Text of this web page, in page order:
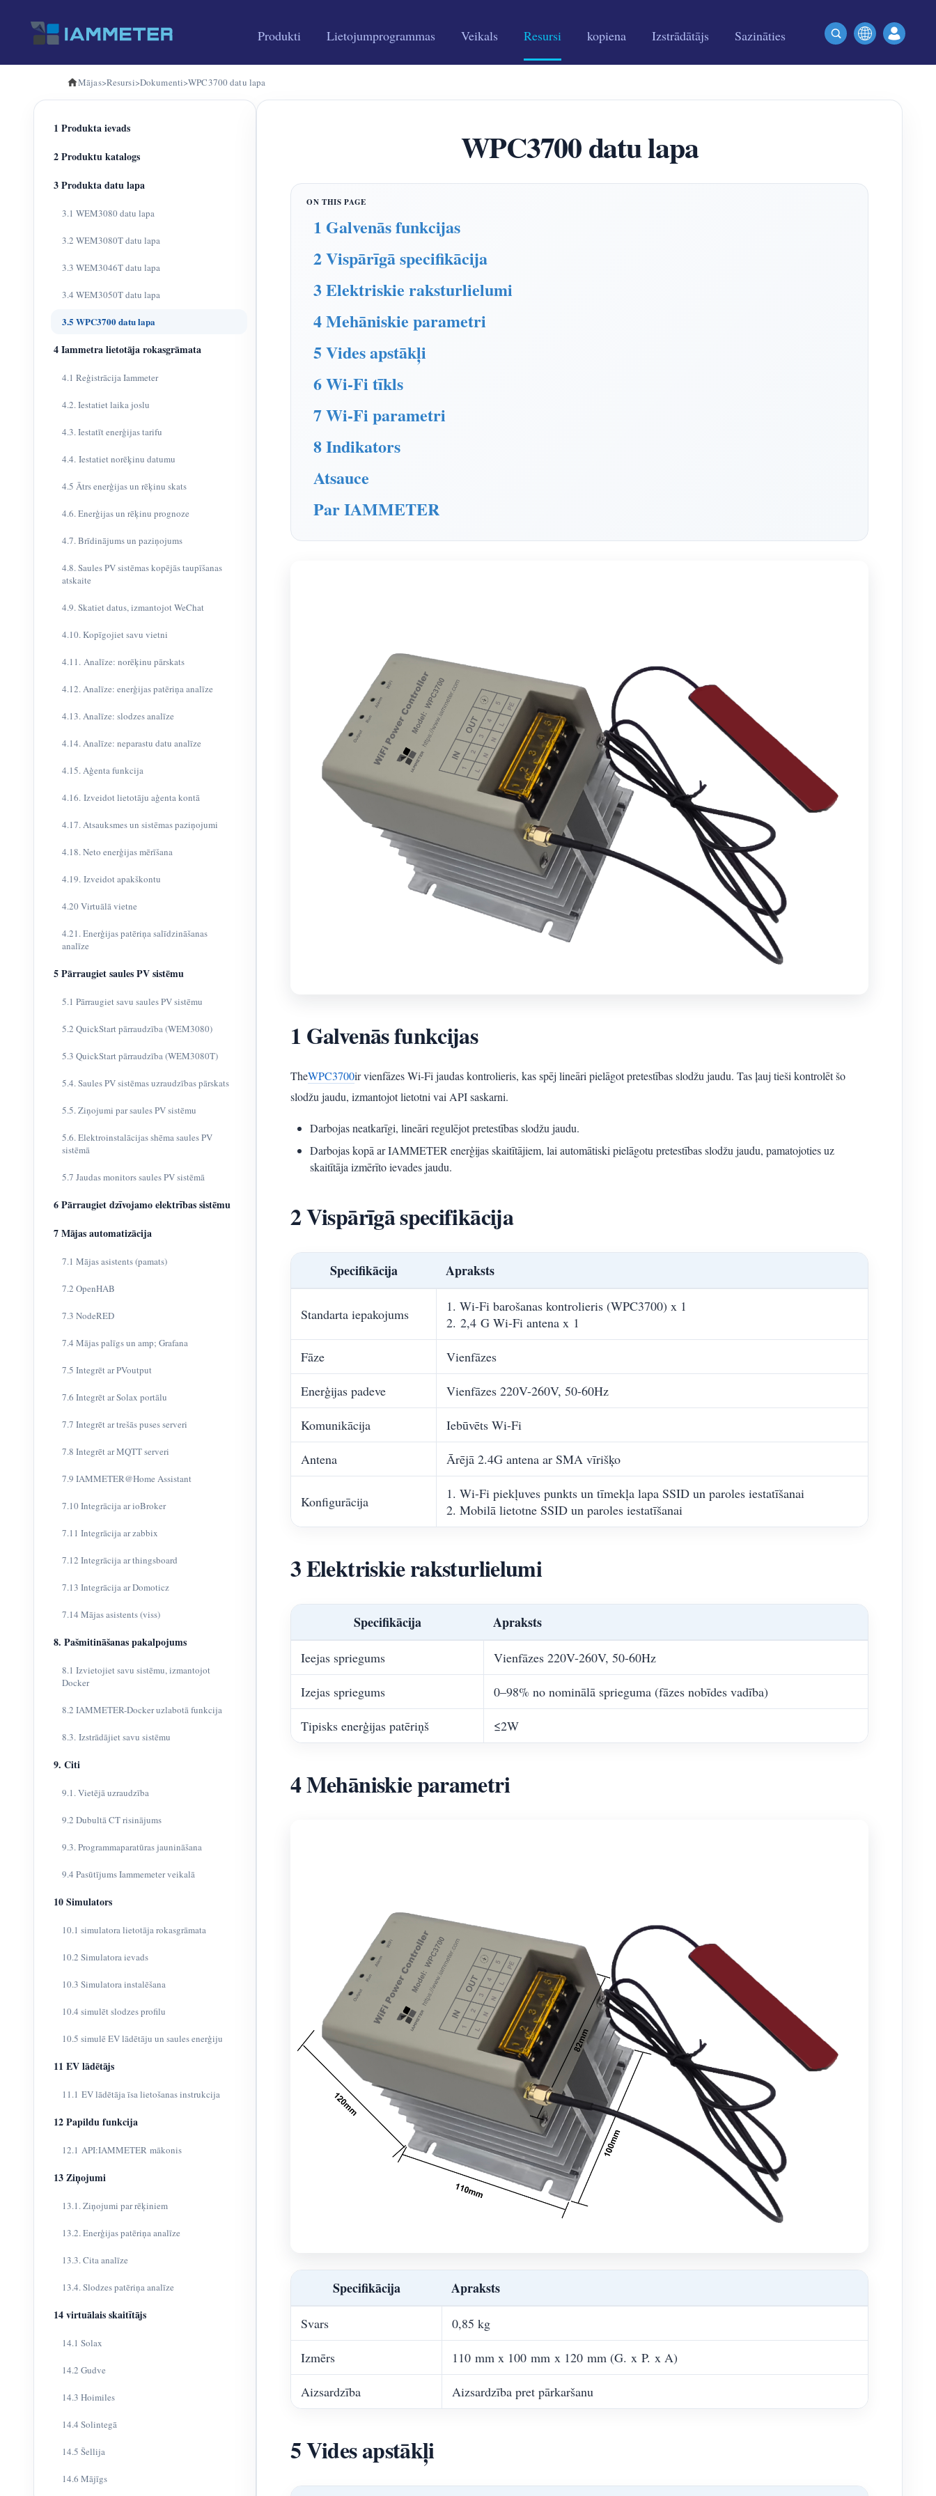
Produkti Lietojumprogrammas Veikals Resursi kopiena Izstrādātājs Sazināties
Mājas>Resursi>Dokumenti>WPC3700 datu lapa
1 Produkta ievads
2 Produktu katalogs
3 Produkta datu lapa
3.1 WEM3080 datu lapa
3.2 WEM3080T datu lapa
3.3 WEM3046T datu lapa
3.4 WEM3050T datu lapa
3.5 WPC3700 datu lapa
4 Iammetra lietotāja rokasgrāmata
4.1 Reģistrācija Iammeter
4.2. Iestatiet laika joslu
4.3. Iestatīt enerģijas tarifu
4.4. Iestatiet norēķinu datumu
4.5 Ātrs enerģijas un rēķinu skats
4.6. Enerģijas un rēķinu prognoze
4.7. Brīdinājums un paziņojums
4.8. Saules PV sistēmas kopējās taupīšanas
atskaite
4.9. Skatiet datus, izmantojot WeChat
4.10. Kopīgojiet savu vietni
4.11. Analīze: norēķinu pārskats
4.12. Analīze: enerģijas patēriņa analīze
4.13. Analīze: slodzes analīze
4.14. Analīze: neparastu datu analīze
4.15. Aģenta funkcija
4.16. Izveidot lietotāju aģenta kontā
4.17. Atsauksmes un sistēmas paziņojumi
4.18. Neto enerģijas mērīšana
4.19. Izveidot apakškontu
4.20 Virtuālā vietne
4.21. Enerģijas patēriņa salīdzināšanas
analīze
5 Pārraugiet saules PV sistēmu
5.1 Pārraugiet savu saules PV sistēmu
5.2 QuickStart pārraudzība (WEM3080)
5.3 QuickStart pārraudzība (WEM3080T)
5.4. Saules PV sistēmas uzraudzības pārskats
5.5. Ziņojumi par saules PV sistēmu
5.6. Elektroinstalācijas shēma saules PV
sistēmā
5.7 Jaudas monitors saules PV sistēmā
6 Pārraugiet dzīvojamo elektrības sistēmu
7 Mājas automatizācija
7.1 Mājas asistents (pamats)
7.2 OpenHAB
7.3 NodeRED
7.4 Mājas palīgs un amp; Grafana
7.5 Integrēt ar PVoutput
7.6 Integrēt ar Solax portālu
7.7 Integrēt ar trešās puses serveri
7.8 Integrēt ar MQTT serveri
7.9 IAMMETER@Home Assistant
7.10 Integrācija ar ioBroker
7.11 Integrācija ar zabbix
7.12 Integrācija ar thingsboard
7.13 Integrācija ar Domoticz
7.14 Mājas asistents (viss)
8. Pašmitināšanas pakalpojums
8.1 Izvietojiet savu sistēmu, izmantojot
Docker
8.2 IAMMETER-Docker uzlabotā funkcija
8.3. Izstrādājiet savu sistēmu
9. Citi
9.1. Vietējā uzraudzība
9.2 Dubultā CT risinājums
9.3. Programmaparatūras jaunināšana
9.4 Pasūtījums Iammemeter veikalā
10 Simulators
10.1 simulatora lietotāja rokasgrāmata
10.2 Simulatora ievads
10.3 Simulatora instalēšana
10.4 simulēt slodzes profilu
10.5 simulē EV lādētāju un saules enerģiju
11 EV lādētājs
11.1 EV lādētāja īsa lietošanas instrukcija
12 Papildu funkcija
12.1 API:IAMMETER mākonis
13 Ziņojumi
13.1. Ziņojumi par rēķiniem
13.2. Enerģijas patēriņa analīze
13.3. Cita analīze
13.4. Slodzes patēriņa analīze
14 virtuālais skaitītājs
14.1 Solax
14.2 Gudve
14.3 Hoimiles
14.4 Solintegā
14.5 Šellija
14.6 Mājīgs
WPC3700 datu lapa
1 Galvenās funkcijas
2 Vispārīgā specifikācija
3 Elektriskie raksturlielumi
4 Mehāniskie parametri
5 Vides apstākļi
6 Wi-Fi tīkls
7 Wi-Fi parametri
8 Indikators
Atsauce
Par IAMMETER
1 Galvenās funkcijas
TheWPC3700ir vienfāzes Wi-Fi jaudas kontrolieris, kas spēj lineāri pielāgot pretestības slodžu jaudu. Tas ļauj tieši kontrolēt šo
slodžu jaudu, izmantojot lietotni vai API saskarni.
Darbojas neatkarīgi, lineāri regulējot pretestības slodžu jaudu.
Darbojas kopā ar IAMMETER enerģijas skaitītājiem, lai automātiski pielāgotu pretestības slodžu jaudu, pamatojoties uz
skaitītāja izmērīto ievades jaudu.
2 Vispārīgā specifikācija
Specifikācija Apraksts
Standarta iepakojums
1. Wi-Fi barošanas kontrolieris (WPC3700) x 1
2. 2,4 G Wi-Fi antena x 1
Fāze Vienfāzes
Enerģijas padeve Vienfāzes 220V-260V, 50-60Hz
Komunikācija Iebūvēts Wi-Fi
Antena Ārējā 2.4G antena ar SMA vīrišķo
Konfigurācija
1. Wi-Fi piekļuves punkts un tīmekļa lapa SSID un paroles iestatīšanai
2. Mobilā lietotne SSID un paroles iestatīšanai
3 Elektriskie raksturlielumi
Specifikācija Apraksts
Ieejas spriegums Vienfāzes 220V-260V, 50-60Hz
Izejas spriegums 0–98% no nominālā sprieguma (fāzes nobīdes vadība)
Tipisks enerģijas patēriņš ≤2W
4 Mehāniskie parametri
Specifikācija Apraksts
Svars 0,85 kg
Izmērs 110 mm x 100 mm x 120 mm (G. x P. x A)
Aizsardzība Aizsardzība pret pārkaršanu
5 Vides apstākļi